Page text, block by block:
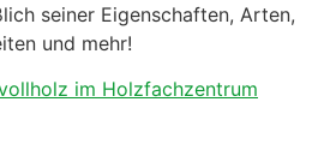
seiner Eigenschaften, Arten,
und mehr!
im Holzfachzentrum